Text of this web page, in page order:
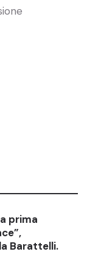
prima
Barattelli.